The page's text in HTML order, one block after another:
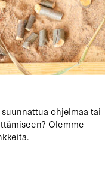
ohjelmaa tai
Olemme